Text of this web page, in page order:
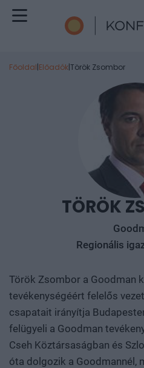
Főoldal|Előadók|Török Zsombor
TÖRÖK
Regionális
Török Zsombor a Goodman
tevékenységéért felelős
csapatait irányítja
felügyeli a Goodman
Cseh Köztársaságban és
óta dolgozik a Goodmannél,